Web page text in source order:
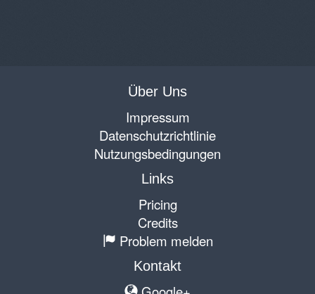
Über Uns
Impressum
Datenschutzrichtlinie
Nutzungsbedingungen
Links
Pricing
Credits
Problem melden
Kontakt